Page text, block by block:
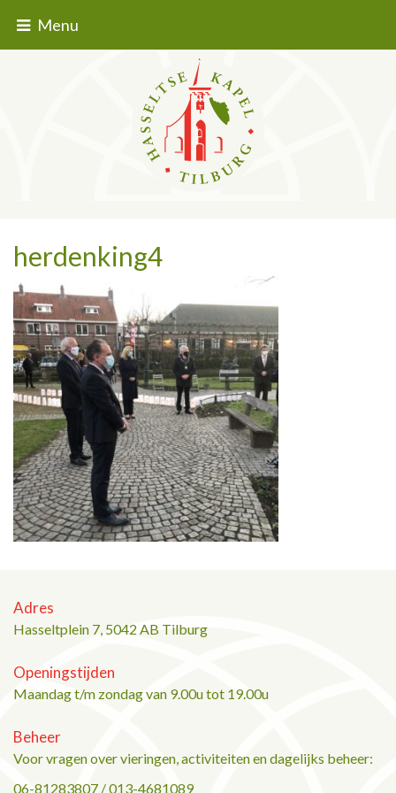
Menu
herdenking4
Adres
Hasseltplein 7, 5042 AB Tilburg
Openingstijden
Maandag t/m zondag van 9.00u tot 19.00u
Beheer
Voor vragen over vieringen, activiteiten en dagelijks beheer:
06-81283807 / 013-4681089